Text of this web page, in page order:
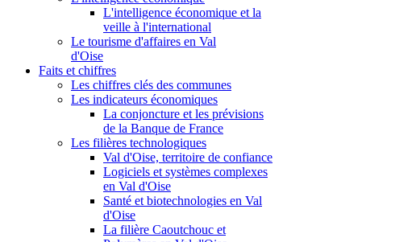
L'intelligence économique et la
veille à l'international
Le tourisme d'affaires en Val
d'Oise
Faits et chiffres
Les chiffres clés des communes
Les indicateurs économiques
La conjoncture et les prévisions
de la Banque de France
Les filières technologiques
Val d'Oise, territoire de confiance
Logiciels et systèmes complexes
en Val d'Oise
Santé et biotechnologies en Val
d'Oise
La filière Caoutchouc et